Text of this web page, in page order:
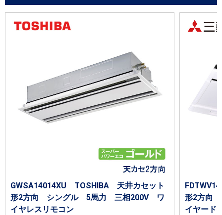
GWSA14014XU TOSHIBA 天井カセット
形2方向 シングル 5馬力 三相200V ワ
イヤレスリモコン
形2方向
イヤード